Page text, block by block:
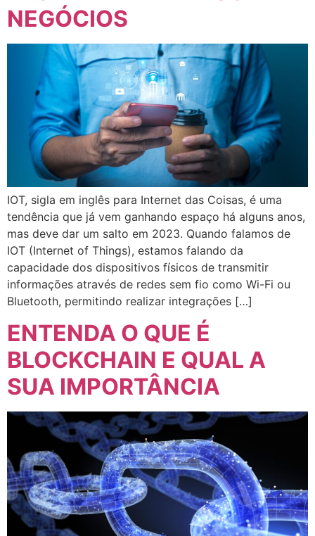
NEGÓCIOS
IOT, sigla em inglês para Internet das Coisas, é uma
tendência que já vem ganhando espaço há alguns anos,
mas deve dar um salto em 2023. Quando falamos de
IOT (Internet of Things), estamos falando da
capacidade dos dispositivos físicos de transmitir
informações através de redes sem fio como Wi-Fi ou
Bluetooth, permitindo realizar integrações […]
ENTENDA O QUE É
BLOCKCHAIN E QUAL A
SUA IMPORTÂNCIA